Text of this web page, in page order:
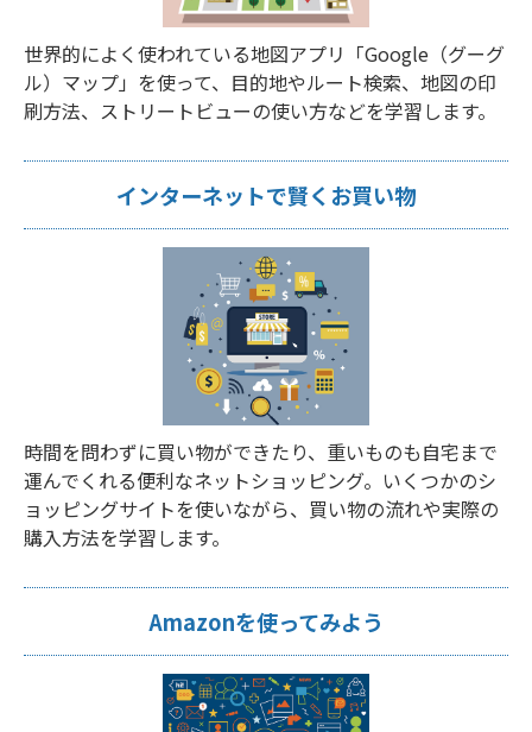
世界的によく使われている地図アプリ「Google（グーグ
ル）マップ」を使って、目的地やルート検索、地図の印
刷方法、ストリートビューの使い方などを学習します。
インターネットで賢くお買い物
時間を問わずに買い物ができたり、重いものも自宅まで
運んでくれる便利なネットショッピング。いくつかのシ
ョッピングサイトを使いながら、買い物の流れや実際の
購入方法を学習します。
Amazonを使ってみよう